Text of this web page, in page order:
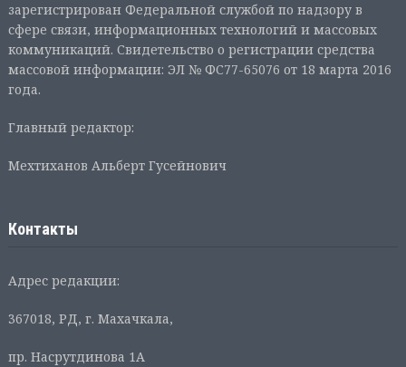
зарегистрирован Федеральной службой по надзору в
сфере связи, информационных технологий и массовых
коммуникаций. Свидетельство о регистрации средства
массовой информации: ЭЛ № ФС77-65076 от 18 марта 2016
года.
Главный редактор:
Мехтиханов Альберт Гусейнович
Контакты
Адрес редакции:
367018, РД, г. Махачкала,
пр. Насрутдинова 1А